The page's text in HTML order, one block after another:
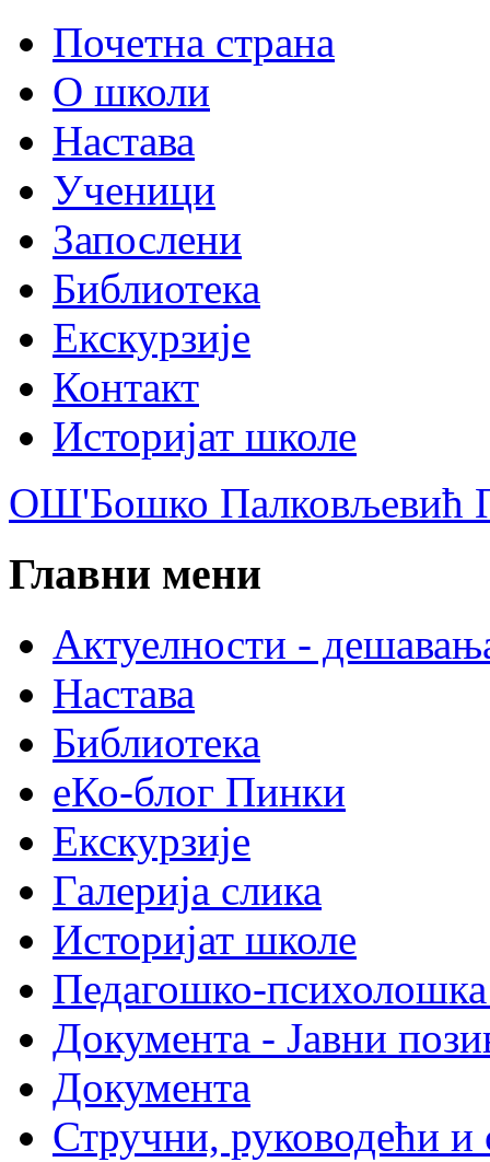
Почетна страна
О школи
Настава
Ученици
Запослени
Библиотека
Екскурзије
Контакт
Историјат школе
ОШ'Бошко Палковљевић
Главни мени
Актуелности -
Настава
Библиотека
еКо-блог Пинки
Екскурзије
Галерија слика
Историјат школе
Педагошко-психолошка
Документа - Јавни
Документа
Стручни, руководећи и